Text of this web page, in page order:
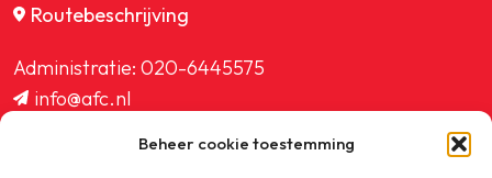
Beheer cookie toestemming
Routebeschrijving
Administratie: 020-6445575
info@afc.nl